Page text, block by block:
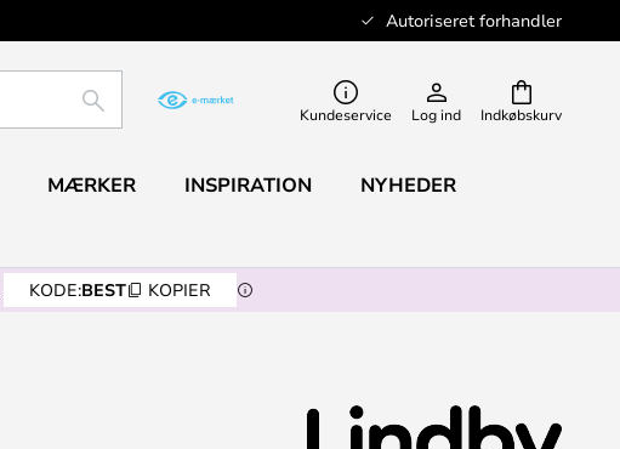
Autoriseret forhandler
Indkøbskurv
SØG Kundeservice Log ind
MÆRKER INSPIRATION NYHEDER
KODE:BEST KOPIER